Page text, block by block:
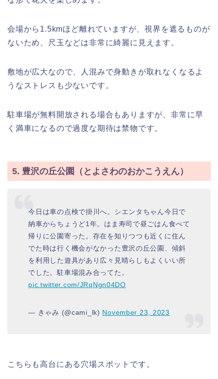
会場から1.5kmほど離れていますが、視界を遮るものが
ないため、尺玉などは非常に綺麗に見えます。
敷地が広大なので、人混みで身動きが取れなくなるよ
うなストレスも少ないです。
駐車場が無料開放される場合もありますが、非常に早
く満車になるので過度な期待は禁物です。
5. 豊沢の丘公園（とよさわのおかこうえん）
今日は車の点検で掛川へ。シエンタちゃん今日で
納車からちょうど1年。はま寿司で昼ごはん食べて
帰りに公園寄った。存在を知りつつも近くに住ん
でた時は行く機会がなかった豊沢の丘公園、傾斜
を利用した遊具があり広々見晴らしもよくいい所
でした。駐車場混み合ってた。
pic.twitter.com/JRqNgn04DO
— きゃみ (@cami_lk) November 23, 2023
こちらも高台にある穴場スポットです。